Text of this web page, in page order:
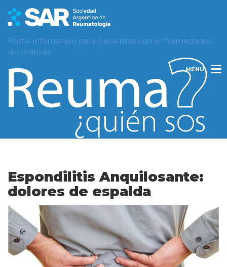
Portal informativo para pacientes con enfermedades
reumáticas
MENU
Espondilitis Anquilosante:
dolores de espalda